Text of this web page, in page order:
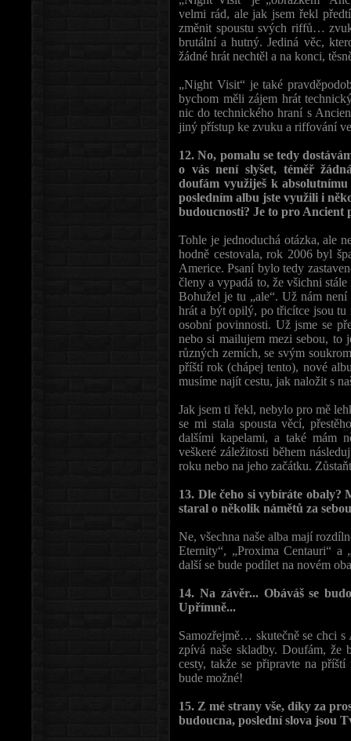
velmi rád, ale jak jsem řekl
změnit spoustu svých riffů…
brutální a hutný. Jediná věc,
žádné hrát nechtěl a na konci,
„Night Visit“ je také
bychom měli zájem hrát
nic do technického hraní s
jiný přístup ke zvuku a riffování
12. No, pomalu se tedy
o vás není slyšet, téměř
doufám využiješ k
posledním albu jste využili i
budoucnosti? Je to pro Ancient
Tohle je jednoduchá otázka, ale
hodně cestovala, rok 2006 byl
Americe. Psaní bylo tedy
členy a vypadá to, že všichni
Bohužel je tu „ale“. Už nám
hrát a být opilý, po třicítce jsou
osobní povinnosti. Už jsme se
nebo si mailujem mezi sebou,
různých zemích, se svým
příští rok (chápej tento), nové
musíme najít cestu, jak naložit s
Jak jsem ti řekl, nebylo pro mě
se mi stala spousta věcí,
dalšími kapelami, a také mám
veškeré záležitosti během
roku nebo na jeho začátku.
13. Dle čeho si vybíráte obaly?
staral o několik námětů za
Ne, všechna naše alba mají
Eternity“, „Proxima Centauri“
další se bude podílet na novém
14. Na závěr... Obáváš se
Upřímně...
Samozřejmě… skutečně se chci
zpívá naše skladby. Doufám, že
cesty, takže se připravte na
bude možné!
15. Z mé strany vše, díky za
budoucna, poslední slova jsou